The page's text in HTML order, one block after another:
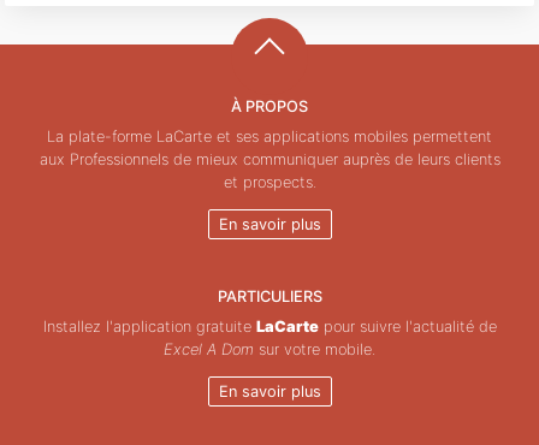
À PROPOS
La plate-forme LaCarte et ses applications mobiles permettent
aux Professionnels de mieux communiquer auprès de leurs clients
et prospects.
En savoir plus
PARTICULIERS
Installez l'application gratuite LaCartepour suivre l'actualité de
Excel A Dom sur votre mobile.
En savoir plus